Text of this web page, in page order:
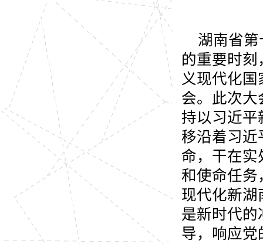
湖南省
的重要时
义现代化
会。此次大
持以习近平
移沿着习近
命，干在实
和使命任务
现代化新湖
是新时代的
导，响应党